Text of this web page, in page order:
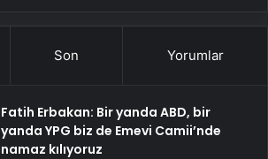
Son Yorumlar
Fatih Erbakan: Bir yanda ABD, bir
yanda YPG biz de Emevi Camii’nde
namaz kılıyoruz